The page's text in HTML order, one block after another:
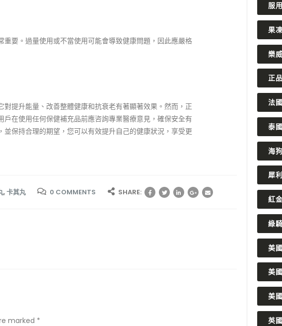
重要。過量使用或不當使用可能會導致健康問題，因此應嚴格
提升能量、改善整體健康和抗衰老有著顯著效果。然而，正
在使用任何保健補充品前應咨詢專業醫療意見，確保安全有
，並保持合理的期望，您可以有效提升自己的健康狀況，享受更
,卡其丸 0 COMMENTS SHARE:
marked *
服
果
樂
正
法
泰
海
犀
紅
綠
美
美
美
英